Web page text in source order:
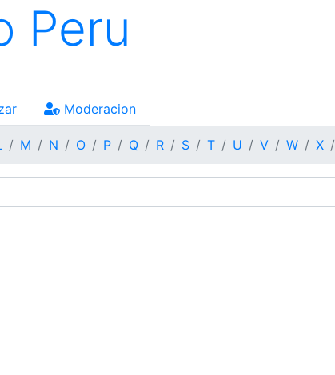
Peru
Moderacion
M N O P Q R S T U V W X